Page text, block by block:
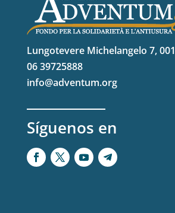
Lungotevere Michelangelo 7,
06 39725888
info@adventum.org
Síguenos en